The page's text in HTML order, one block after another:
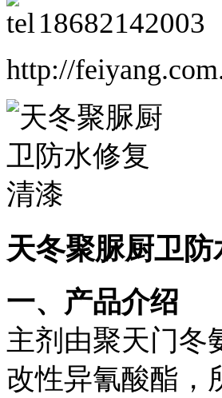
18682142003
http://
天冬聚脲厨卫
一、产品介绍
主剂由聚天门冬
改性异氰酸酯，